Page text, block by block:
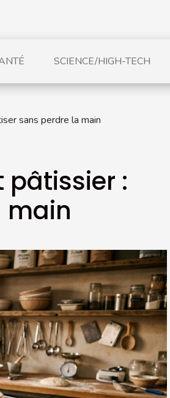
SCIENCE/HIGH-TECH
sans perdre la main
pâtissier :
main